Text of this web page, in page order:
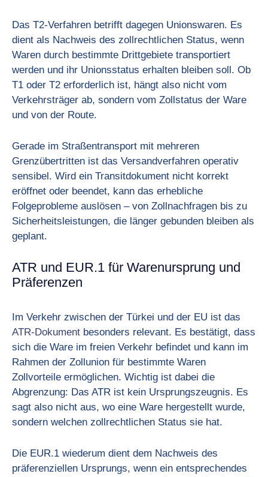
Das T2-Verfahren betrifft dagegen Unionswaren. Es
dient als Nachweis des zollrechtlichen Status, wenn
Waren durch bestimmte Drittgebiete transportiert
werden und ihr Unionsstatus erhalten bleiben soll. Ob
T1 oder T2 erforderlich ist, hängt also nicht vom
Verkehrsträger ab, sondern vom Zollstatus der Ware
und von der Route.
Gerade im Straßentransport mit mehreren
Grenzübertritten ist das Versandverfahren operativ
sensibel. Wird ein Transitdokument nicht korrekt
eröffnet oder beendet, kann das erhebliche
Folgeprobleme auslösen – von Zollnachfragen bis zu
Sicherheitsleistungen, die länger gebunden bleiben als
geplant.
ATR und EUR.1 für Warenursprung und
Präferenzen
Im Verkehr zwischen der Türkei und der EU ist das
ATR-Dokument besonders relevant. Es bestätigt, dass
sich die Ware im freien Verkehr befindet und kann im
Rahmen der Zollunion für bestimmte Waren
Zollvorteile ermöglichen. Wichtig ist dabei die
Abgrenzung: Das ATR ist kein Ursprungszeugnis. Es
sagt also nicht aus, wo eine Ware hergestellt wurde,
sondern welchen zollrechtlichen Status sie hat.
Die EUR.1 wiederum dient dem Nachweis des
präferenziellen Ursprungs, wenn ein entsprechendes